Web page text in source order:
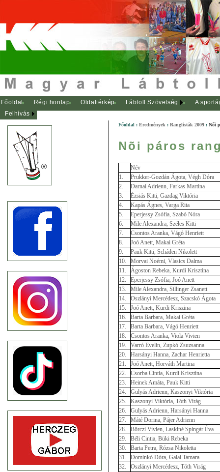
Főoldal Régi honlap Oldaltérkép Lábtoll Szövetség
A
Felhívás
Főoldal : Eredmények : Ranglisták 2009 : Női
Nõi páros
Név
1.
Prukker-Gozdán Ágota, Végh Dóra
2.
Darnai Adrienn, Farkas Martina
3.
Ézsiás Kitti, Gazdag Viktória
4.
Kapás Ágnes, Varga Rita
5.
Eperjessy Zsófia, Szabó Nóra
6.
Mile Alexandra, Széles Kitti
7.
Csontos Aranka, Vágó Henriett
8.
Joó Anett, Makai Gréta
9.
Pauk Kitti, Scháden Nikolett
10.
Morvai Noémi, Vlasics Dalma
11.
Ágoston Rebeka, Kurdi Krisztina
12.
Eperjessy Zsófia, Joó Anett
13.
Mile Alexandra, Sillinger Zsanett
14.
Oszlányi Mercédesz, Szacskó Ágota
15.
Joó Anett, Kurdi Kriszina
16.
Barta Barbara, Makai Gréta
17.
Barta Barbara, Vágó Henriett
18.
Csontos Aranka, Viola Vivien
19.
Varró Evelin, Zupkó Zsuzsanna
20.
Harsányi Hanna, Zachar Henrietta
21.
Joó Anett, Horváth Martina
22.
Csorba Cintia, Kurdi Krisztina
23.
Heinek Amáta, Pauk Kitti
24.
Gulyás Adrienn, Kaszonyi Viktória
25.
Kaszonyi Viktória, Tóth Virág
26.
Gulyás Adrienn, Harsányi Hanna
27.
Máté Dorina, Pájer Adrienn
28.
Börczi Vivien, Laskiné Spingár Éva
29.
Béli Cintia, Büki Rebeka
30.
Barta Petra, Rózsa Nikoletta
31.
Dominkó Dóra, Galai Tamara
32.
Oszlányi Mercédesz, Tóth Virág